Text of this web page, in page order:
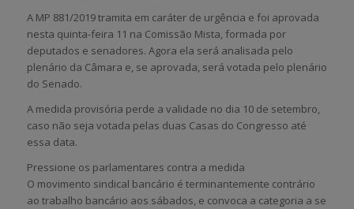
A MP 881/2019 tramita em caráter de urgência e foi aprovada
nesta quinta-feira 11 na Comissão Mista, formada por
deputados e senadores. Agora ela será analisada pelo
plenário da Câmara e, se aprovada, será votada pelo plenário
do Senado.
A medida provisória perde a validade no dia 10 de setembro,
caso não seja votada pelas duas Casas do Congresso até
essa data.
Pressione os parlamentares contra a medida
O movimento sindical bancário é terminantemente contrário
ao trabalho bancário aos sábados, e convoca a categoria a se